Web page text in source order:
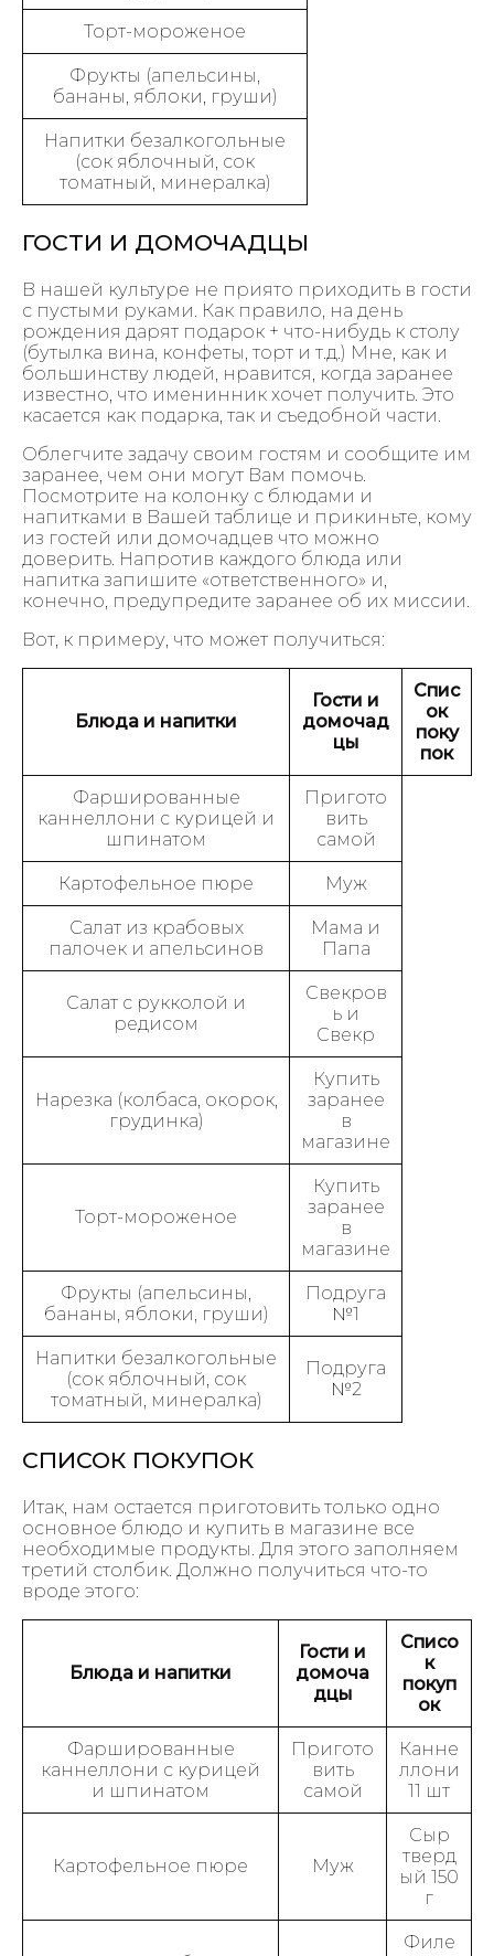
Торт-мороженое
Фрукты (апельсины,
бананы, яблоки, груши)
Напитки безалкогольные
(сок яблочный, сок
томатный, минералка)
ГОСТИ И ДОМОЧАДЦЫ
В нашей культуре не приято приходить в гости
с пустыми руками. Как правило, на день
рождения дарят подарок + что-нибудь к столу
(бутылка вина, конфеты, торт и т.д.) Мне, как и
большинству людей, нравится, когда заранее
известно, что именинник хочет получить. Это
касается как подарка, так и съедобной части.
Облегчите задачу своим гостям и сообщите им
заранее, чем они могут Вам помочь.
Посмотрите на колонку с блюдами и
напитками в Вашей таблице и прикиньте, кому
из гостей или домочадцев что можно
доверить. Напротив каждого блюда или
напитка запишите «ответственного» и,
конечно, предупредите заранее об их миссии.
Вот, к примеру, что может получиться:
Блюда и напитки
Гости и
домочад
цы
Спис
ок
поку
пок
Фаршированные
каннеллони с курицей и
шпинатом
Пригото
вить
самой
Картофельное пюре Муж
Салат из крабовых
палочек и апельсинов
Мама и
Папа
Салат с рукколой и
редисом
Свекров
ь и
Свекр
Нарезка (колбаса, окорок,
грудинка)
Купить
заранее
в
магазине
Торт-мороженое
Купить
заранее
в
магазине
Фрукты (апельсины,
бананы, яблоки, груши)
Подруга
№1
Напитки безалкогольные
(сок яблочный, сок
томатный, минералка)
Подруга
№2
СПИСОК ПОКУПОК
Итак, нам остается приготовить только одно
основное блюдо и купить в магазине все
необходимые продукты. Для этого заполняем
третий столбик. Должно получиться что-то
вроде этого:
Блюда и напитки
Гости и
домоча
дцы
Списо
к
покуп
ок
Фаршированные
каннеллони с курицей
и шпинатом
Пригото
вить
самой
Канне
ллони
11 шт
Картофельное пюре Муж
Сыр
тверд
ый 150
г
Филе